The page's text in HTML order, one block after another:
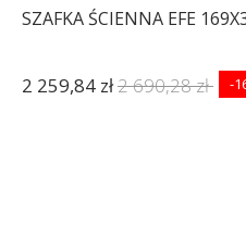
SZAFKA ŚCIENNA EFE
2 259,84 zł2 690,28 zł -